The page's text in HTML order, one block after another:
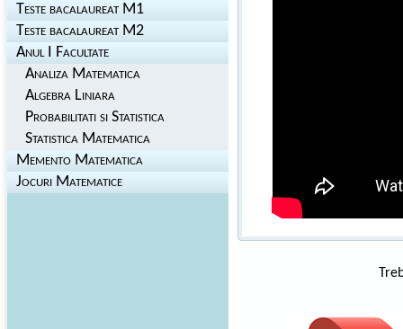
Teste bacalaureat M1
Teste bacalaureat M2
Anul I Facultate
Analiza Matematica
Algebra Liniara
Probabilitati si Statistica
Statistica Matematica
Memento Matematica
Jocuri Matematice